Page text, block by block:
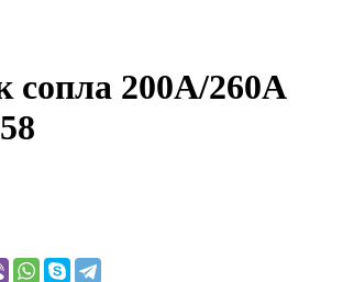
сопла 200А/260А